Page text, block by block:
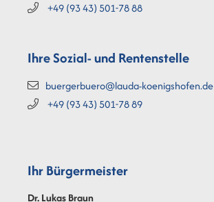
+49 (9343) 501-7888
Ihre Sozial- und Rentenstelle
buergerbuero@lauda-koenigshofen.de
+49 (9343) 501-7889
Ihr Bürgermeister
Dr. LukasBraun